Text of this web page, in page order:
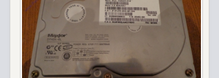
Commodore Amiga 600 (The Wild The Weird & The
Wicked Pack)